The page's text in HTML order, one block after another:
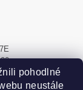
pohodlné
neustále